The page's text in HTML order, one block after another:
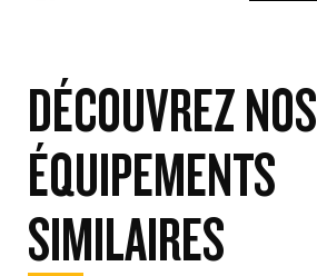
DÉCOUVREZ NOS
ÉQUIPEMENTS
SIMILAIRES